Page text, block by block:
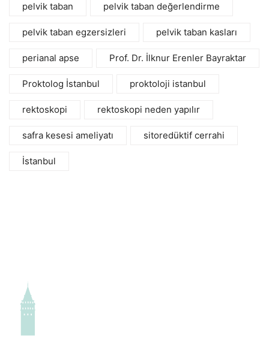
pelvik taban pelvik taban değerlendirme
pelvik taban egzersizleri pelvik taban kasları
perianal apse Prof. Dr. İlknur Erenler Bayraktar
Proktolog İstanbul proktoloji istanbul
rektoskopi rektoskopi neden yapılır
safra kesesi ameliyatı sitoredüktif cerrahi
İstanbul